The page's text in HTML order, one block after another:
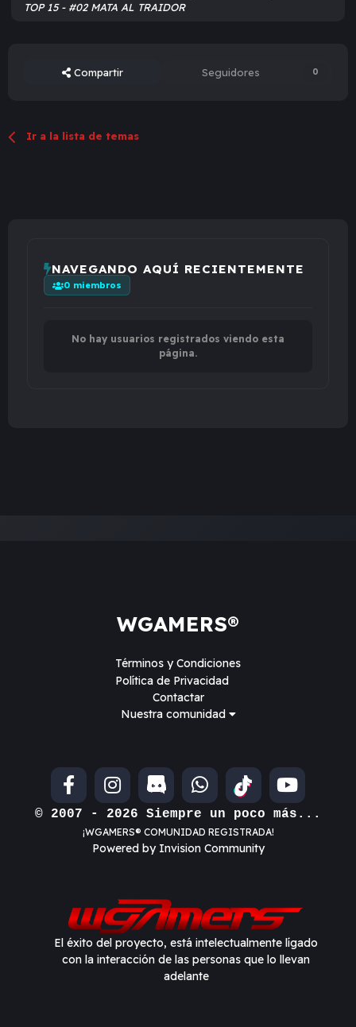
TOP 15 - #02 MATA AL TRAIDOR
Compartir Seguidores 0
Ir a la lista de temas
NAVEGANDO AQUÍ RECIENTEMENTE
0 miembros
No hay usuarios registrados viendo esta
página.
WGAMERS®
Términos y Condiciones
Política de Privacidad
Contactar
Nuestra comunidad
© 2007 - 2026 Siempre un poco más...
¡WGAMERS® COMUNIDAD REGISTRADA!
Powered by Invision Community
El éxito del proyecto, está intelectualmente lígado
con la interacción de las personas que lo llevan
adelante